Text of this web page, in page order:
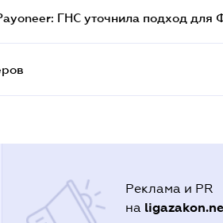
ГНС уточнила подход для
Реклама и PR
на